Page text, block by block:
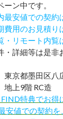
ーン中です。
最安値での契約
費用のお見積り
・リモート内覧
詳細等は是非
京都墨田区八
上9階 RC造
特典でお得
安値での契約を